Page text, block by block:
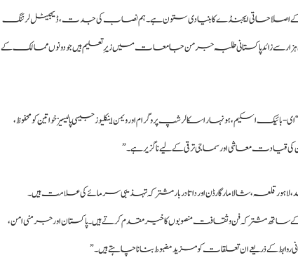
ایجنڈے کا بنیادی ستون ہے۔ ہم نصاب کی جدت، ڈیجیٹل لرننگ
ہزار سے زائد پاکستانی طلبہ جرمن جامعات میں زیرِ تعلیم ہیں جو دونوں ممالک کے
اسکیم، ہونہار اسکالرشپ پروگرام اور ویمن اینکلیوز جیسی پالیسیز خواتین کو محفوظ،
معاشی اور سماجی ترقی کے لیے ناگزیر ہے۔”
قلعہ، شالامار گارڈن اور داتا دربار مشترکہ تہذیبی سرمائے کی علامت ہیں۔
ساتھ مشترکہ فن و ثقافت منصوبوں کا خیرمقدم کرتے ہیں۔ پاکستان اور جرمنی امن،
روابط کے ذریعے ان تعلقات کو مزید مضبوط بنانا چاہتے ہیں۔”